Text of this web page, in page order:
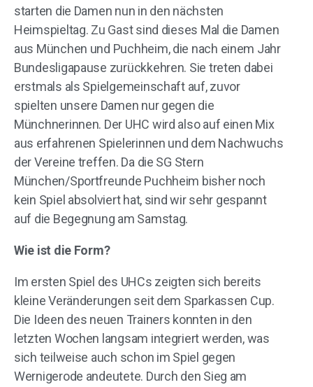
starten die Damen nun in den nächsten
Heimspieltag. Zu Gast sind dieses Mal die Damen
aus München und Puchheim, die nach einem Jahr
Bundesligapause zurückkehren. Sie treten dabei
erstmals als Spielgemeinschaft auf, zuvor
spielten unsere Damen nur gegen die
Münchnerinnen. Der UHC wird also auf einen Mix
aus erfahrenen Spielerinnen und dem Nachwuchs
der Vereine treffen. Da die SG Stern
München/Sportfreunde Puchheim bisher noch
kein Spiel absolviert hat, sind wir sehr gespannt
auf die Begegnung am Samstag.
Wie ist die Form?
Im ersten Spiel des UHCs zeigten sich bereits
kleine Veränderungen seit dem Sparkassen Cup.
Die Ideen des neuen Trainers konnten in den
letzten Wochen langsam integriert werden, was
sich teilweise auch schon im Spiel gegen
Wernigerode andeutete. Durch den Sieg am